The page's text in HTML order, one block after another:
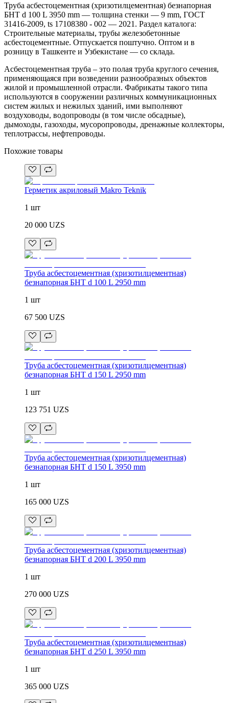
Труба асбестоцементная (хризотилцементная) безнапорная
БНТ d 100 L 3950 mm — толщина стенки — 9 mm, ГОСТ
31416-2009, ts 17108380 - 002 — 2021. Раздел каталога:
Строительные материалы, трубы железобетонные
асбестоцементные. Отпускается поштучно. Оптом и в
розницу в Ташкенте и Узбекистане — со склада.
Асбестоцементная труба – это полая труба круглого сечения,
применяющаяся при возведении разнообразных объектов
жилой и промышленной отрасли. Фабрикаты такого типа
используются в сооружении различных коммуникационных
систем жилых и нежилых зданий, ими выполняют
воздуховоды, водопроводы (в том числе обсадные),
дымоходы, газоходы, мусоропроводы, дренажные коллекторы,
теплотрассы, нефтепроводы.
Похожие товары
Герметик акриловый Makro Teknik
1 шт
20 000 UZS
Труба асбестоцементная (хризотилцементная)
безнапорная БНТ d 100 L 2950 mm
1 шт
67 500 UZS
Труба асбестоцементная (хризотилцементная)
безнапорная БНТ d 150 L 2950 mm
1 шт
123 751 UZS
Труба асбестоцементная (хризотилцементная)
безнапорная БНТ d 150 L 3950 mm
1 шт
165 000 UZS
Труба асбестоцементная (хризотилцементная)
безнапорная БНТ d 200 L 3950 mm
1 шт
270 000 UZS
Труба асбестоцементная (хризотилцементная)
безнапорная БНТ d 250 L 3950 mm
1 шт
365 000 UZS